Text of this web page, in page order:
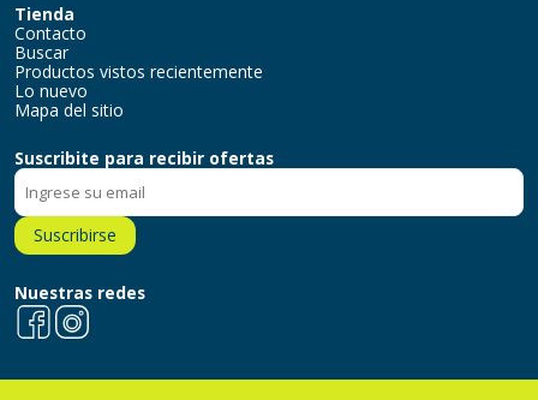
Tienda
Contacto
Buscar
Productos vistos recientemente
Lo nuevo
Mapa del sitio
Suscribite para recibir ofertas
Suscribirse
Nuestras redes
FacebookInstagram